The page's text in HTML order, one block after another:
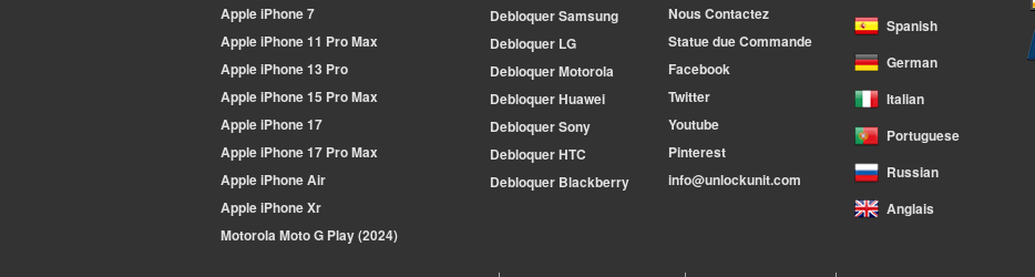
AppleiPhone 7
AppleiPhone 11 Pro Max
AppleiPhone 13 Pro
AppleiPhone 15 Pro Max
AppleiPhone 17
AppleiPhone 17 Pro Max
AppleiPhone Air
AppleiPhone Xr
MotorolaMoto G Play (2024)
Debloquer Samsung
Debloquer LG
Debloquer Motorola
Debloquer Huawei
Debloquer Sony
Debloquer HTC
Debloquer Blackberry
Nous Contactez
Statue due Commande
Facebook
Twitter
Youtube
Pinterest
info@unlockunit.com
Spanish
German
Italian
Portuguese
Russian
Anglais